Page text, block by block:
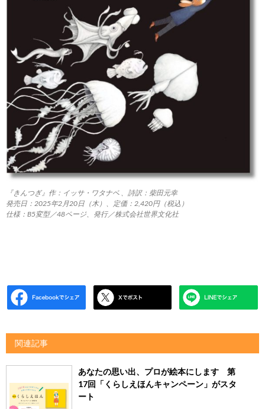
『きんつぎ』作：イッサ・ワタナベ 、詩訳：柴田元幸
発売日：2025年2月20日（木）、定価：2,420円（税込）
仕様：B5変型／48ページ、発行／株式会社世界文化社
関連記事
あなたの思い出、プロが絵本にします 第
17回「くらしえほんキャンペーン」がスタ
ート